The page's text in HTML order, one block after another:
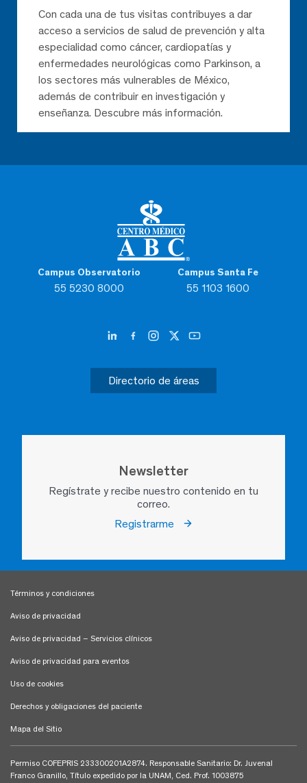
Campus Observatorio
55 5230 8000
Campus Santa Fe
55 1103 1600
Directorio de áreas
Newsletter
Regístrate y recibe nuestro contenido en tu
correo.
Registrarme
Con cada una de tus visitas contribuyes a dar
acceso a servicios de salud de prevención y alta
especialidad como cáncer, cardiopatías y
enfermedades neurológicas como Parkinson, a
los sectores más vulnerables de México,
además de contribuir en investigación y
enseñanza. Descubre más información.
Términos y condiciones
Aviso de privacidad
Aviso de privacidad – Servicios clínicos
Aviso de privacidad para eventos
Uso de cookies
Derechos y obligaciones del paciente
Mapa del Sitio
Permiso COFEPRIS 233300201A2874. Responsable Sanitario: Dr. Juvenal
Franco Granillo, Título expedido por la UNAM, Ced. Prof. 1003875